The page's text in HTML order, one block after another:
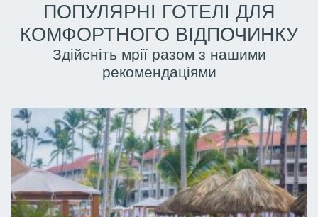
ПОПУЛЯРНІ ГОТЕЛІ ДЛЯ
КОМФОРТНОГО ВІДПОЧИНКУ
Здійсніть мрії разом з нашими
рекомендаціями